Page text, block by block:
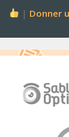
| Donner